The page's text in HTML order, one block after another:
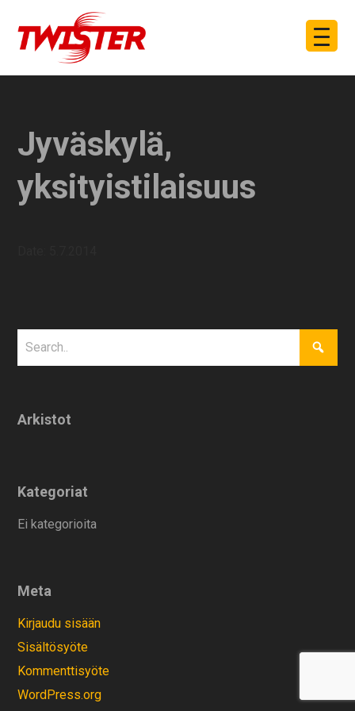
Jyväskylä,
yksityistilaisuus
Arkistot
Kategoriat
Ei kategorioita
Meta
Kirjaudu sisään
Sisältösyöte
Kommenttisyöte
WordPress.org